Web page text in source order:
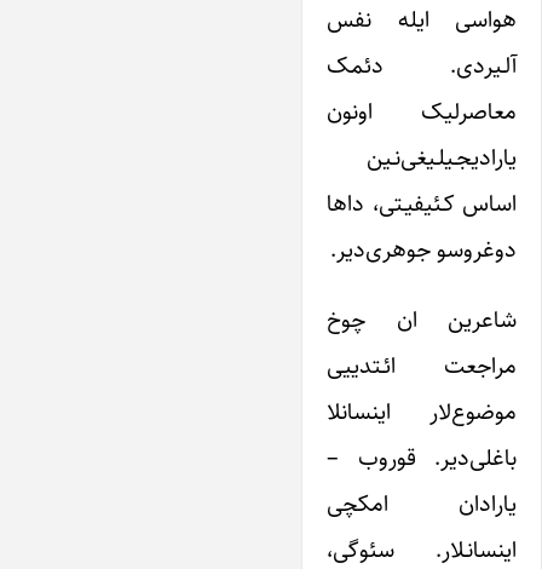
هواسی ایله نفس
آلـیردی. دئمک
معاصرلیک اونون
یارادیجـیلـیغی‌‌نـین
اساس کـئیفیـتی، داها
دوغروسو جوهری‌دیر.
شاعرین ان چوخ
مراجعت ائـتدییی
موضوع‌لار اینسانلا
باغلی‌دیر. قوروب –
یارادان امکچی
اینسانـلار. سئوگی،